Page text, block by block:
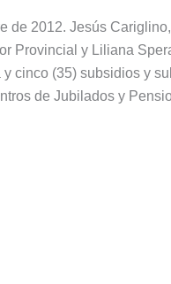
de 2012. Jesús
Provincial y Liliana
cinco (35) subsidios y
de Jubilados y